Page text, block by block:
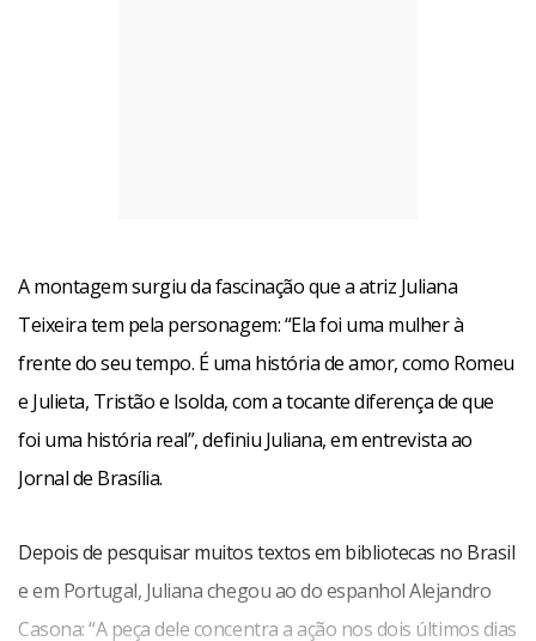
torna-se rei de Portugal e declara Inês rainha. “O amor é
tanto que ele manda fazer uma escultura dela, faz com que
a corte beije a ossada e promete vingança àqueles que
mataram sua amada”, relata a atriz.
A personagem já foi tema de montagens teatrais no
Rainha Morta), nos anos 40, na Companhia Os
Comediantes, com Cacilda Becker e Maria Della Costa no
elenco.
A montagem surgiu da fascinação que a atriz Juliana
Teixeira tem pela personagem: “Ela foi uma mulher à
frente do seu tempo. É uma história de amor, como Romeu
e Julieta, Tristão e Isolda, com a tocante diferença de que
foi uma história real”, definiu Juliana, em entrevista ao
Jornal de Brasília.
Depois de pesquisar muitos textos em bibliotecas no Brasil
e em Portugal, Juliana chegou ao do espanhol Alejandro
Casona: “A peça dele concentra a ação nos dois últimos dias